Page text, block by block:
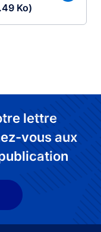
Ko)
lettre
vous aux